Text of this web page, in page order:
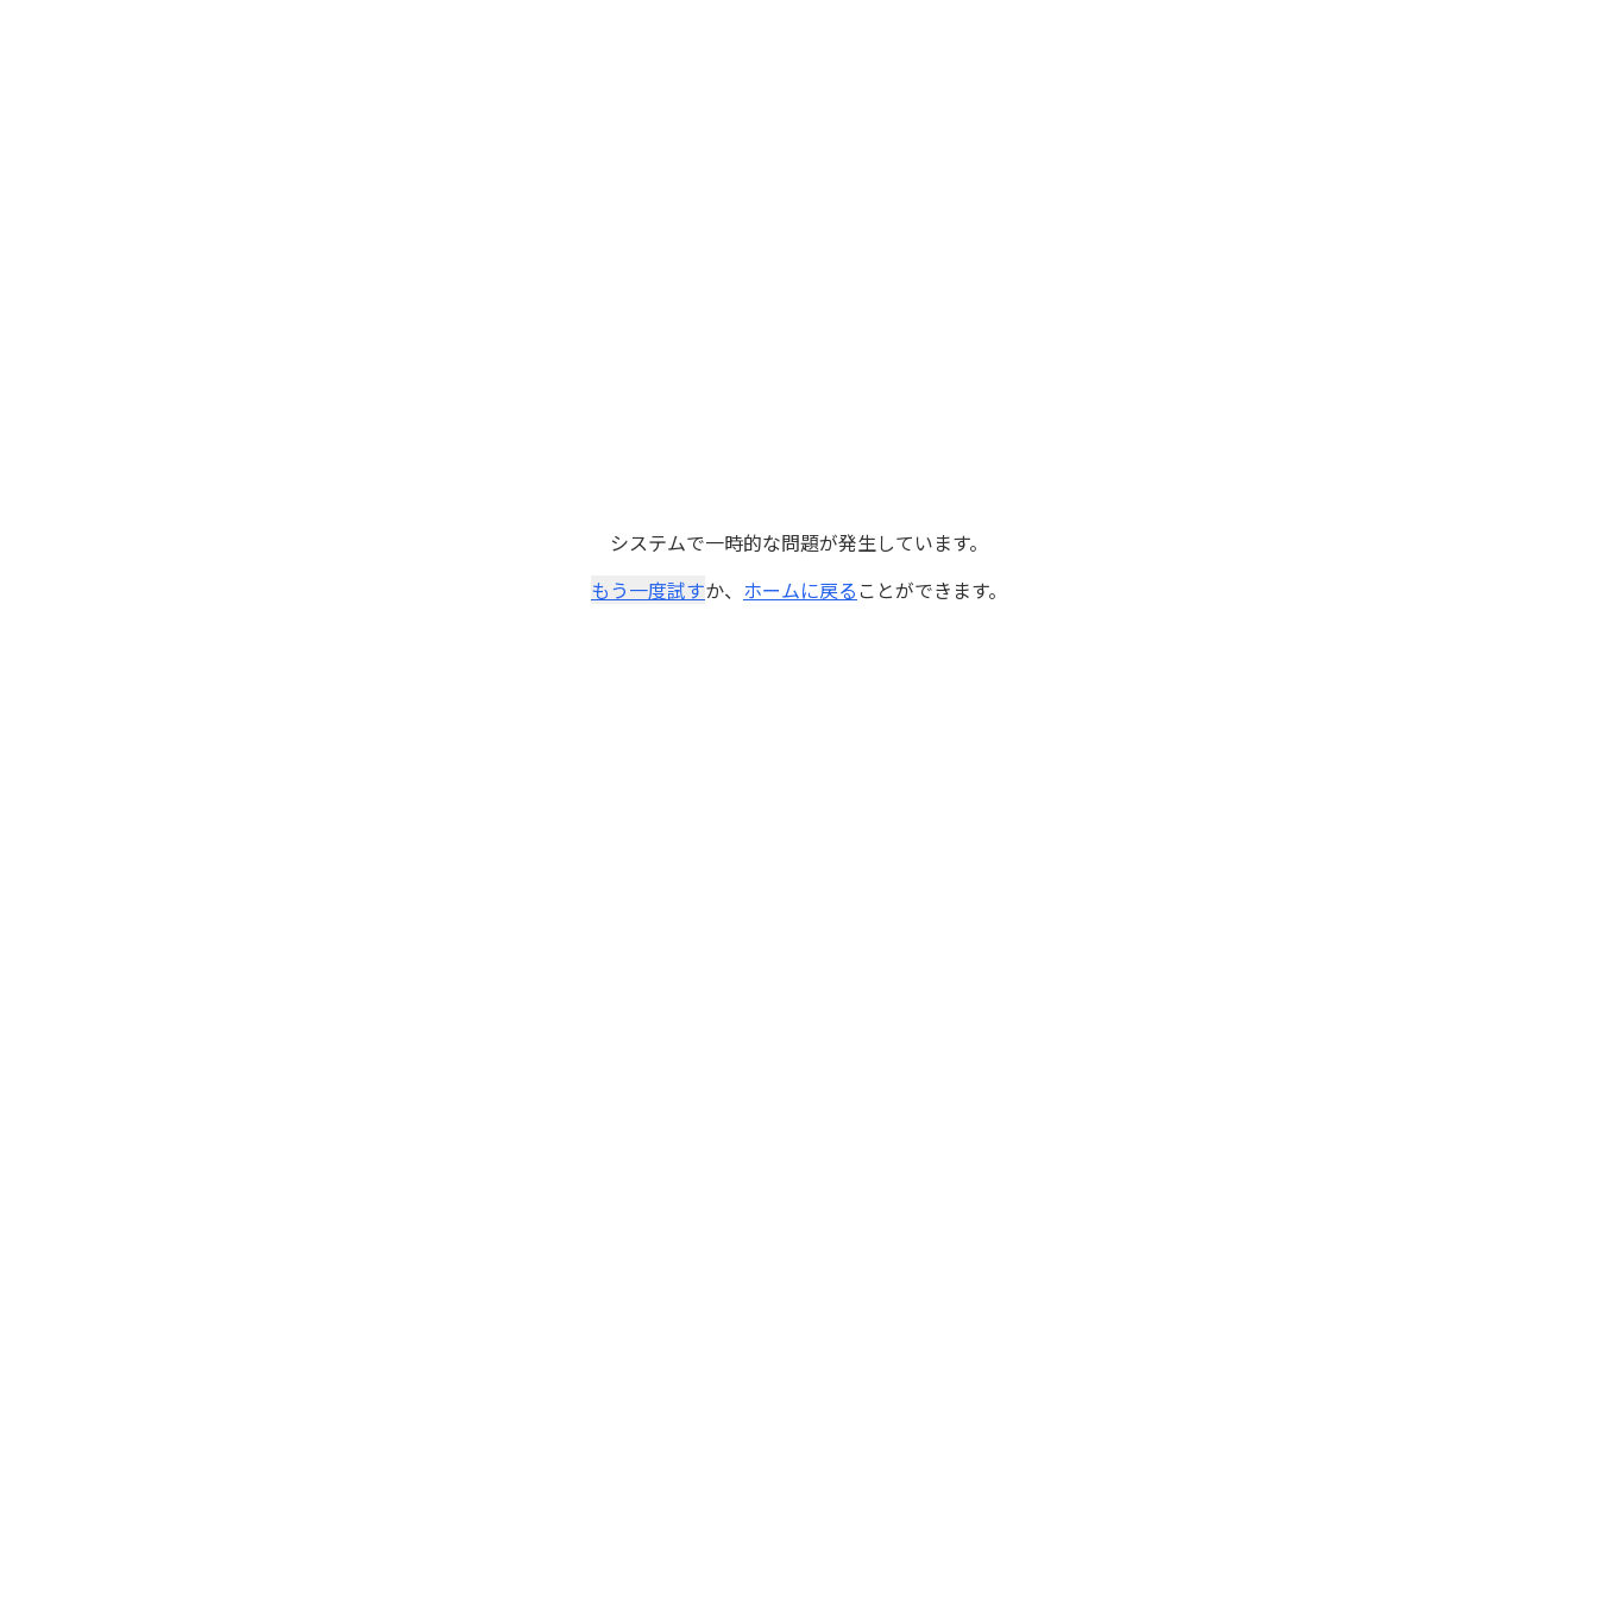
システムで一時的な問題が発生しています。
もう一度試すか、 ホームに戻る ことができます。